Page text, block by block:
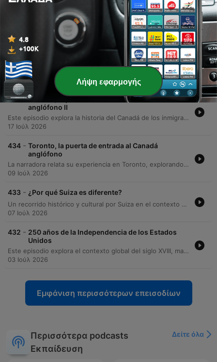
Επεισόδια
- La Odisea: cuando los mitos vuelven al cine
Este episodio explora el legado de la civilización griega y su impacto en Occidente, tomando como punto de partida una reflexión sobre la adaptación cinematográfica de Christopher Nolan basada en La Odisea. Se analiza la transición de la tradición oral a la narrativa moderna, examinando temas fundamentales como la mitología, la filosofía y la importancia del concepto de 'nostos'. A través del análisis de la obra homérica, se profundiza en la transformación de Odiseo de un héroe clásico a un hombre traumatizado por la guerra. El episodio conecta conceptos antiguos como la xenia (hospitalidad) y la híbris con las realidades contemporáneas, reflexionando sobre la ética, el conflicto bélico y la técnica cinematográfica analógica para dar vida al mito.
31 Ιούλ 2026
435 - Toronto, la puerta de entrada al Canadá
anglófono II
Este episodio explora la historia del Canadá de los inmigrantes y cómo su modelo multicultural ha moldeado ciudades como Toronto, destacando su papel como motor económico y tecnológico. Asimismo, se reflexiona sobre la conexión entre la 'Casa Grande' latinoamericana y Canadá, analizando el flujo migratorio derivado de conflictos y dictaduras en América Latina hacia territorio canadiense.
17 Ιούλ 2026
434 - Toronto, la puerta de entrada al Canadá
anglófono
La narradora relata su experiencia en Toronto, explorando la historia de las First Nations, Inuit y Métis, y abordando las injusticias de los tratados y el impacto traumático de las escuelas residenciales. El episodio también analiza la formación de la identidad canadiense a través del contraste entre los asentamientos franceses, el Imperio Británico y la expansión del Canadá anglo, detallando cómo las migraciones masivas consolidaron la estructura multicultural del país actual.
09 Ιούλ 2026
433 - ¿Por qué Suiza es diferente?
Un recorrido histórico y cultural por Suiza en el contexto de su enfrentamiento futbolístico contra Colombia. El episodio explora la formación de la confederación suiza a partir de sus cantones originales, su política de neutralidad perpetua establecida en 1815 y su papel fundamental en la creación de la Cruz Roja tras la batalla de Solferino. Se analizan elementos icónicos de la identidad suiza, desde su precisión en la relojería y la producción de chocolate, hasta sus leyendas como Guillermo Tell y Heidi. Asimismo, se examina la relación diplomática y comercial entre Suiza y Colombia, destacando el apoyo suizo a los procesos de paz en territorio colombiano. El contenido cierra con una breve reflexión sobre la solidez defensiva del equipo suizo de fútbol y el antecedente histórico del último encuentro entre ambas selecciones.
07 Ιούλ 2026
432 - 250 años de la Independencia de los Estados
Unidos
Este episodio explora el contexto global del siglo XVIII, marcado por las revoluciones científica, política e industrial, y la circulación de ideas a través de la imprenta y los cafés. Se analiza cómo la Ilustración cuestionó el derecho divino mediante el contrato social de Rousseau y la separación de poderes de Montesquieu, sentando las bases para la autonomía de las trece colonias americanas. Asimismo, se detallan las causas de la Revolución Americana, desde la presión fiscal británica hasta el boicot del té, y la creación de la Declaración de Independencia. El análisis profundiza en las contradicciones históricas de este documento, que al proclamar derechos inalienables mantenía la esclavitud y excluía a mujeres e indígenas, dejando promesas abiertas que impulsaron movimientos posteriores como el abolicionismo y el sufragismo.
03 Ιούλ 2026
Εμφάνιση περισσότερων επεισοδίων
Περισσότερα podcasts
Εκπαίδευση
Δείτε όλα
Λήψη εφαρμογής